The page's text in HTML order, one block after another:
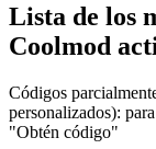
Lista de los
Coolmod
Códigos
personalizados):
"Obtén código"